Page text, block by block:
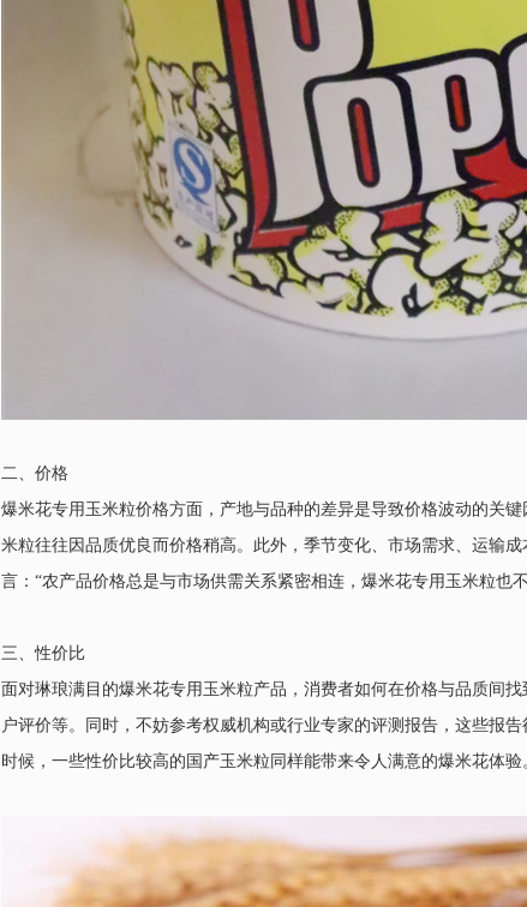
二、价格
爆米花专用玉米粒价格方面，产地与品种的差异是导致价格波动的关
米粒往往因品质优良而价格稍高。此外，季节变化、市场需求、运输
言：“农产品价格总是与市场供需关系紧密相连，爆米花专用玉米粒也
三、性价比
面对琳琅满目的爆米花专用玉米粒产品，消费者如何在价格与品质间
户评价等。同时，不妨参考权威机构或行业专家的评测报告，这些报
时候，一些性价比较高的国产玉米粒同样能带来令人满意的爆米花体验